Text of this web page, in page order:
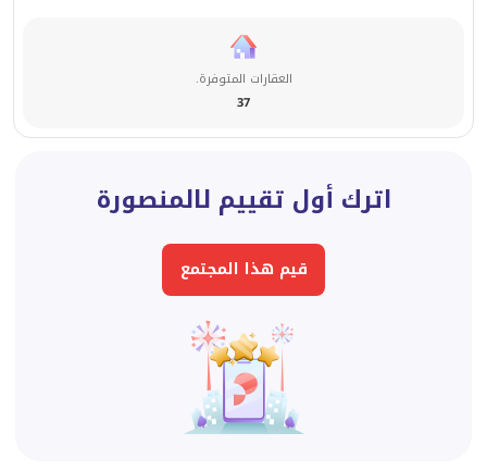
العقارات المتوفرة.
37
اترك أول تقييم لالمنصورة
قيم هذا المجتمع